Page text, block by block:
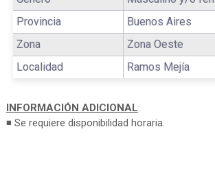
Provincia
Buenos Aires
Zona
Zona Oeste
Localidad
Ramos Mejía
INFORMACIÓN ADICIONAL:
◾ Se requiere disponibilidad horaria.